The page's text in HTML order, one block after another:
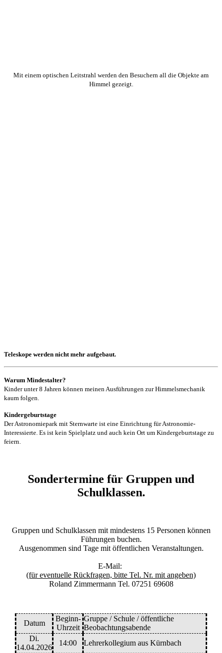
Mit einem optischen Leitstrahl werden den Besuchern all die Objekte am
Himmel gezeigt.
Teleskope werden nicht mehr aufgebaut.
Warum Mindestalter?
Kinder unter 8 Jahren können meinen Ausführungen zur Himmelsmechanik
kaum folgen.
Kindergeburtstage
Der Astronomiepark mit Sternwarte ist eine Einrichtung für Astronomie-
Interessierte. Es ist kein Spielplatz und auch kein Ort um Kindergeburtstage zu
feiern.
Sondertermine für Gruppen und
Schulklassen.
Gruppen und Schulklassen mit mindestens 15 Personen können
Führungen buchen.
Ausgenommen sind Tage mit öffentlichen Veranstaltungen.
E-Mail:
(für eventuelle Rückfragen, bitte Tel. Nr. mit angeben)
Roland Zimmermann Tel. 07251 69608
Datum
Beginn-
Uhrzeit
Gruppe / Schule / öffentliche
Beobachtungsabende
Di.
14.04.2026
14:00
Lehrerkollegium aus Kürnbach